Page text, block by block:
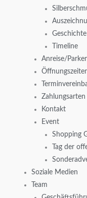
Geschichte
Timeline
Anreise/
Zahlungsarten
Kontakt
Event
Shopping
Tag der
Soziale Medien
Team